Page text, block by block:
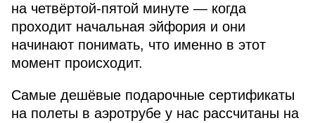
на четвёртой-пятой минуте — когда
проходит начальная эйфория и они
начинают понимать, что именно в этот
момент происходит.
Самые дешёвые подарочные сертификаты
на полеты в аэротрубе у нас рассчитаны на